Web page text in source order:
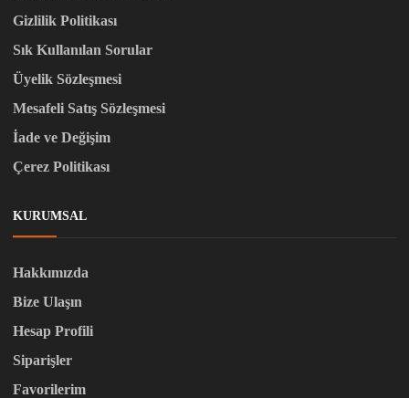
Gizlilik Politikası
Sık Kullanılan Sorular
Üyelik Sözleşmesi
Mesafeli Satış Sözleşmesi
İade ve Değişim
Çerez Politikası
KURUMSAL
Hakkımızda
Bize Ulaşın
Hesap Profili
Siparişler
Favorilerim